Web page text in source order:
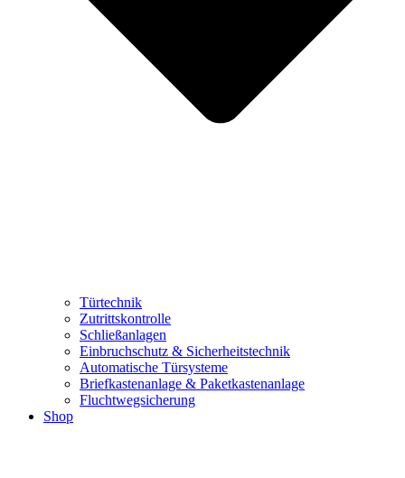
Türtechnik
Zutrittskontrolle
Schließanlagen
Einbruchschutz & Sicherheitstechnik
Automatische Türsysteme
Briefkastenanlage & Paketkastenanlage
Fluchtwegsicherung
Shop